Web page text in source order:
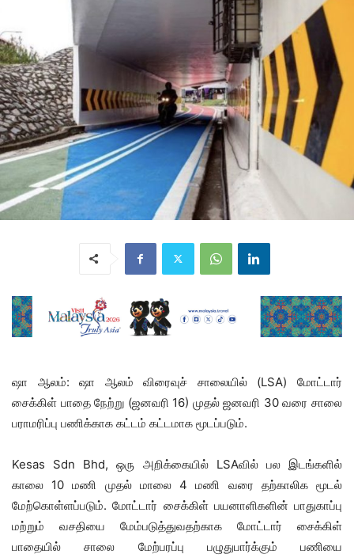
ஷா ஆலம்: ஷா ஆலம் விரைவுச் சாலையில் (LSA) மோட்டார்
சைக்கிள் பாதை நேற்று (ஜனவரி 16) முதல் ஜனவரி 30 வரை சாலை
பராமரிப்பு பணிக்காக கட்டம் கட்டமாக மூடப்படும்.
Kesas Sdn Bhd, ஒரு அறிக்கையில் LSAவில் பல இடங்களில்
காலை 10 மணி முதல் மாலை 4 மணி வரை தற்காலிக மூடல்
மேற்கொள்ளப்படும். மோட்டார் சைக்கிள் பயனாளிகளின் பாதுகாப்பு
மற்றும் வசதியை மேம்படுத்துவதற்காக மோட்டார் சைக்கிள்
பாதையில் சாலை மேற்பரப்பு பழுதுபார்க்கும் பணியை